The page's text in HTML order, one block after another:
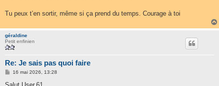
Tu peux t’en sortir, même si ça prend du temps. Courage à toi
géraldine
Petit enfinien
Re: Je sais pas quoi faire
M
s
16 mai 2026, 13:28